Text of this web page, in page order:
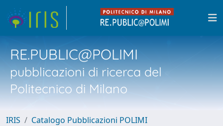
RE.PUBLIC@POLIMI
pubblicazioni di ricerca del
Politecnico di Milano
IRIS
Catalogo Pubblicazioni POLIMI